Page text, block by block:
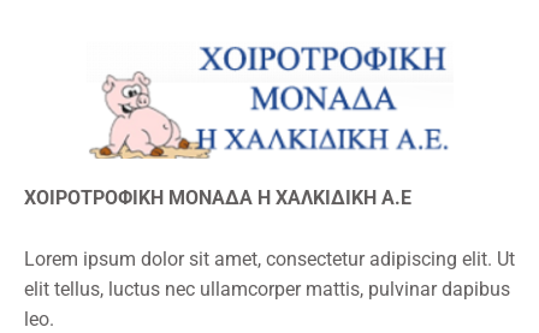
ΧΟΙΡΟΤΡΟΦΙΚΗ ΜΟΝΑΔΑ Η ΧΑΛΚΙΔΙΚΗ Α.Ε
Lorem ipsum dolor sit amet, consectetur adipiscing elit. Ut
elit tellus, luctus nec ullamcorper mattis, pulvinar dapibus
leo.